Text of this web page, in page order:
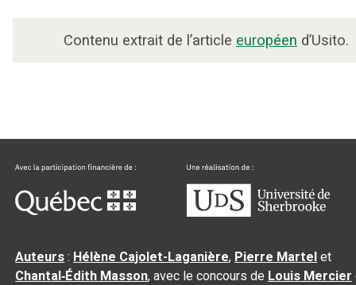
Contenu extrait de l’article européen d’Usito.
Auteurs : Hélène Cajolet-Laganière, Pierre Martel et
Chantal‑Édith Masson, avec le concours de Louis Mercier